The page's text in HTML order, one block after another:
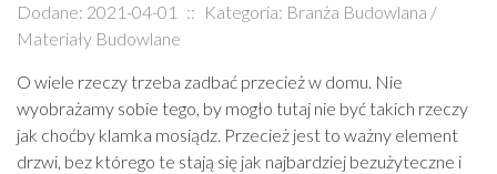
Dodane: 2021-04-01 :: Kategoria: Branża Budowlana /
Materiały Budowlane
O wiele rzeczy trzeba zadbać przecież w domu. Nie
wyobrażamy sobie tego, by mogło tutaj nie być takich rzeczy
jak choćby klamka mosiądz. Przecież jest to ważny element
drzwi, bez którego te stają się jak najbardziej bezużyteczne i